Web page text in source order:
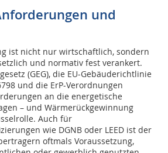
und
ist nicht nur wirtschaftlich, sondern
und normativ fest verankert.
(GEG), die EU-Gebäuderichtlinie
und die ErP-Verordnungen
an die energetische
– und Wärmerückgewinnung
Auch für
wie DGNB oder LEED ist der
oftmals Voraussetzung,